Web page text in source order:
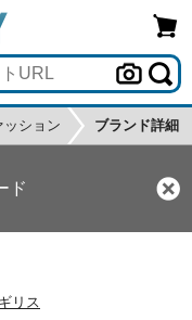
ッション ブランド詳細
ド
リス